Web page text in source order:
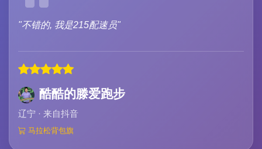
"不错的, 我是215配速员"
酷酷的滕爱跑步
辽宁 · 来自抖音
马拉松背包旗